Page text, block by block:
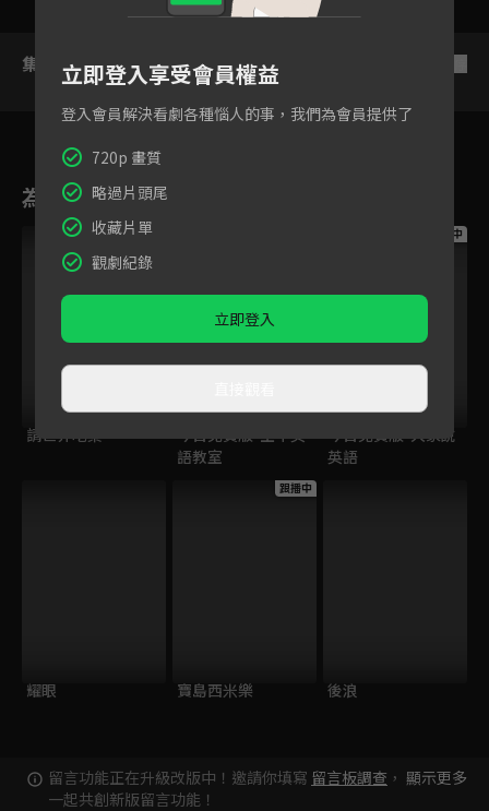
集數列表
為您推薦
跟播中
請世界吃桌
今日免費版-空中英
語教室
跟播中
今日免費版-大家說
英語
耀眼
跟播中
寶島西米樂 後浪
留言功能正在升級改版中！邀請你填寫 留言板調查 ，
一起共創新版留言功能！
顯示更多
立即登入享受會員權益
登入會員解決看劇各種惱人的事，我們為會員提供了
720p 畫質
略過片頭尾
收藏片單
觀劇紀錄
立即登入